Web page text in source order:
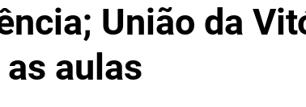
União da
aulas